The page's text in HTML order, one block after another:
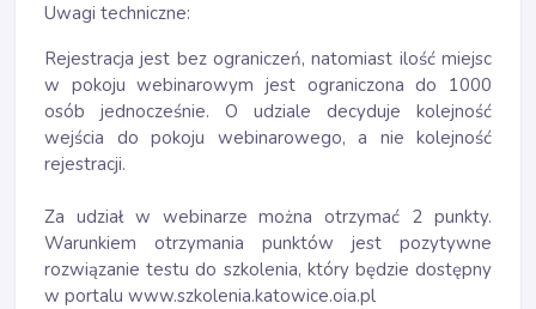
Uwagi techniczne:
Rejestracja jest bez ograniczeń, natomiast ilość miejsc
w pokoju webinarowym jest ograniczona do 1000
osób jednocześnie. O udziale decyduje kolejność
wejścia do pokoju webinarowego, a nie kolejność
rejestracji.
Za udział w webinarze można otrzymać 2 punkty.
Warunkiem otrzymania punktów jest pozytywne
rozwiązanie testu do szkolenia, który będzie dostępny
w portalu www.szkolenia.katowice.oia.pl